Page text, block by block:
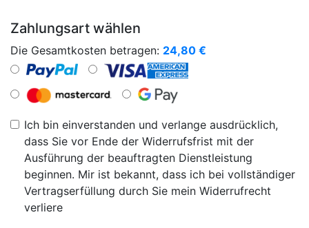
Zahlungsart wählen
Die Gesamtkosten betragen: 24,80 €
Ich bin einverstanden und verlange ausdrücklich,
dass Sie vor Ende der Widerrufsfrist mit der
Ausführung der beauftragten Dienstleistung
beginnen. Mir ist bekannt, dass ich bei vollständiger
Vertragserfüllung durch Sie mein Widerrufrecht
verliere